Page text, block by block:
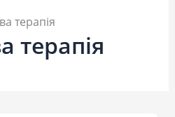
терапія
терапія